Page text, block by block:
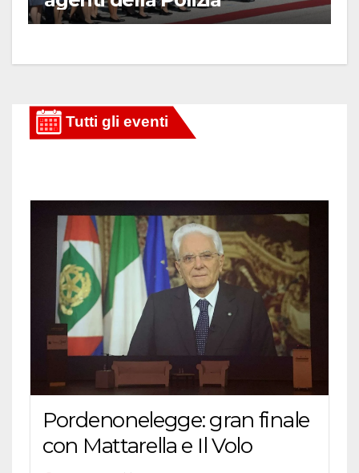
Pordenonelegge: gran finale
con Mattarella e Il Volo